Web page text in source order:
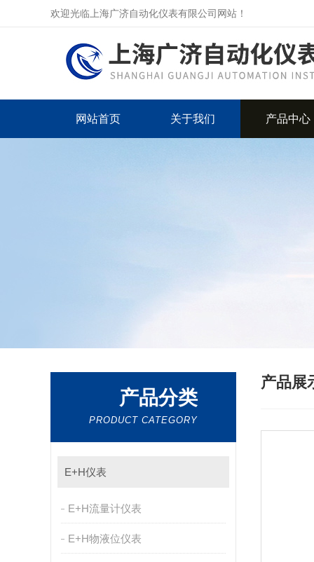
欢迎光临上海广济自动化仪表有限公司网站！
网站首页 关于我们 产品中心
产品分类
PRODUCT CATEGORY
E+H仪表
E+H流量计仪表
E+H物液位仪表
产品展